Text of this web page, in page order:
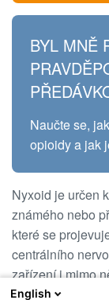
BYL MNĚ
Naučte se,
opioidy a jak
Nyxoid je určen
známého nebo
které se
centrálního
zařízení i mimo
od 14 let.
English